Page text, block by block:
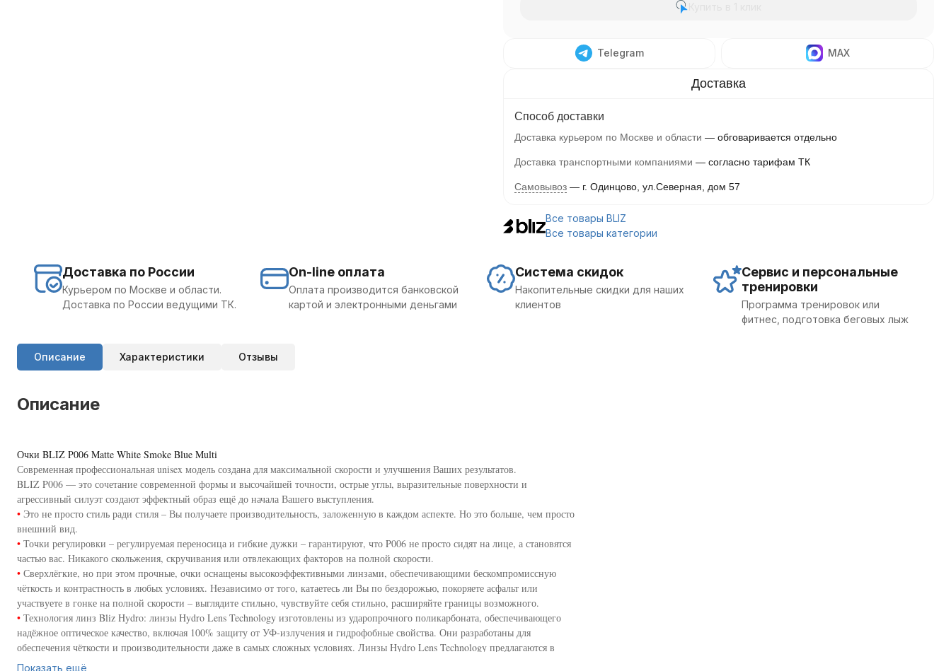
Telegram MAX
Способ доставки
Доставка курьером по Москве и области обговаривается отдельно
Доставка транспортными компаниями согласно тарифам ТК
Самовывоз г. Одинцово, ул.Северная, дом 57
Все товары BLIZ
Все товары категории
Доставка по России
Курьером по Москве и области.
Доставка по России ведущими ТК.
On-line оплата
Оплата производится банковской
картой и электронными деньгами
Система скидок
Накопительные скидки для наших
клиентов
Сервис и персональные
тренировки
Программа тренировок или
фитнес, подготовка беговых лыж
Описание Характеристики Отзывы
Описание
Очки BLIZ P006 Matte White Smoke Blue Multi
Современная профессиональная unisex модель создана для максимальной скорости и улучшения Ваших результатов.
BLIZ P006 — это сочетание современной формы и высочайшей точности, острые углы, выразительные поверхности и
агрессивный силуэт создают эффектный образ ещё до начала Вашего выступления.
• Это не просто стиль ради стиля – Вы получаете производительность, заложенную в каждом аспекте. Но это больше, чем просто
внешний вид.
• Точки регулировки – регулируемая переносица и гибкие дужки – гарантируют, что P006 не просто сидят на лице, а становятся
частью вас. Никакого скольжения, скручивания или отвлекающих факторов на полной скорости.
• Сверхлёгкие, но при этом прочные, очки оснащены высокоэффективными линзами, обеспечивающими бескомпромиссную
чёткость и контрастность в любых условиях. Независимо от того, катаетесь ли Вы по бездорожью, покоряете асфальт или
участвуете в гонке на полной скорости – выглядите стильно, чувствуйте себя стильно, расширяйте границы возможного.
• Технология линз Bliz Hydro: линзы Hydro Lens Technology изготовлены из ударопрочного поликарбоната, обеспечивающего
надёжное оптическое качество, включая 100% защиту от УФ-излучения и гидрофобные свойства. Они разработаны для
обеспечения чёткости и производительности даже в самых сложных условиях. Линзы Hydro Lens Technology предлагаются в
различных цветовых решениях.
Показать ещё